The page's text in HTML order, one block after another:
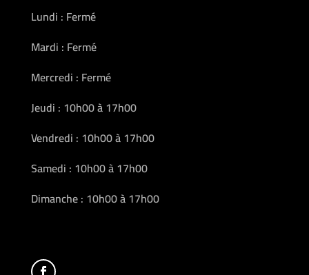
Lundi : Fermé
Mardi : Fermé
Mercredi : Fermé
Jeudi : 10h00 à 17h00
Vendredi : 10h00 à 17h00
Samedi : 10h00 à 17h00
Dimanche : 10h00 à 17h00